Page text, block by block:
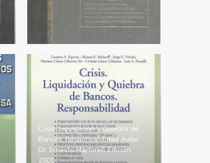
Crisis. Liquidacion y Quiebra de
Bancos. Responsabilidad Autor:
Dr. Ernesto Martorell Edición:
2001